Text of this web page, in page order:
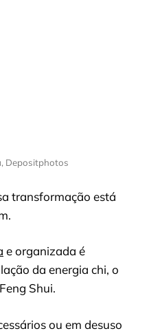
Depositphotos
transformação está
e organizada é
da energia chi, o
Shui.
ou em desuso